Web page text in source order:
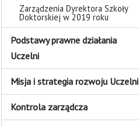
Zarządzenia Dyrektora Szkoły
Doktorskiej w 2019 roku
Podstawy prawne działania
Uczelni
Misja i strategia rozwoju Uczelni
Kontrola zarządcza